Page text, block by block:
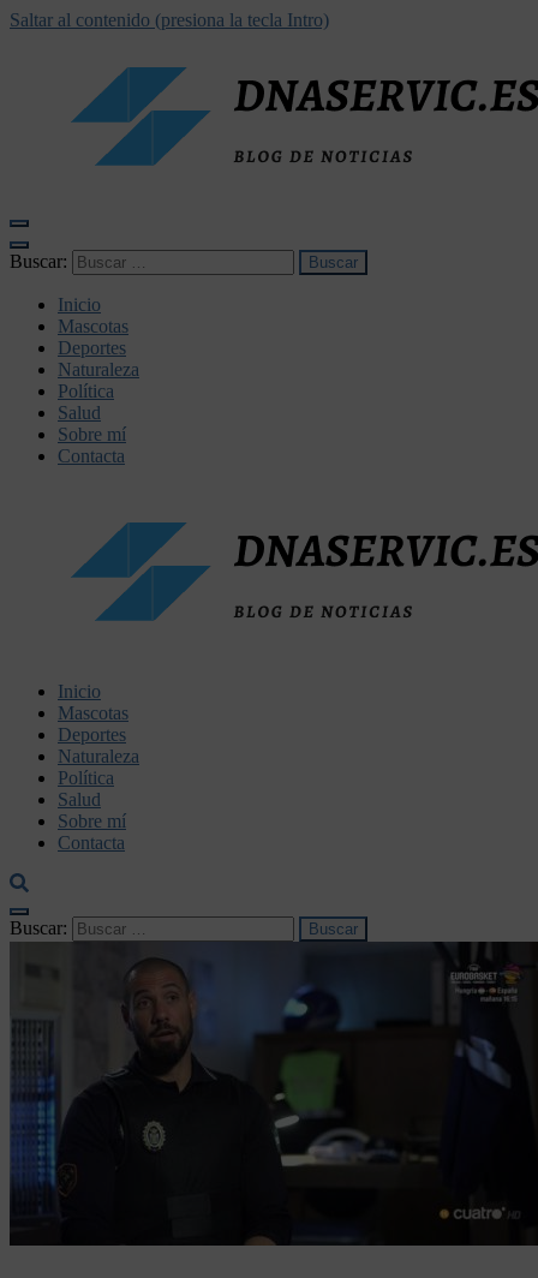
Saltar al contenido (presiona la tecla Intro)
Buscar:
Inicio
Mascotas
Deportes
Naturaleza
Política
Salud
Sobre mí
Contacta
dnaservic.es
Inicio
Mascotas
Deportes
Naturaleza
Política
Salud
Sobre mí
Contacta
Buscar: